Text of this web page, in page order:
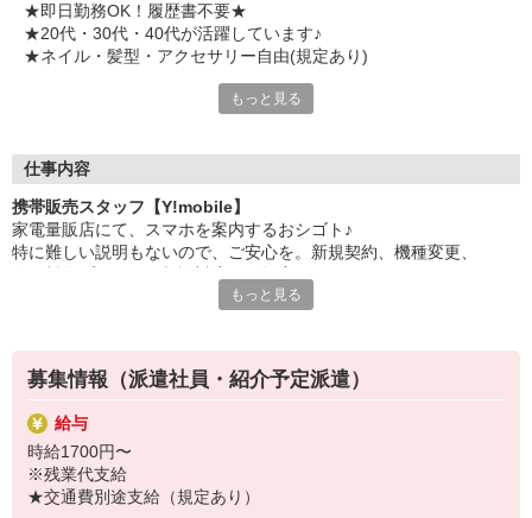
★即日勤務OK！履歴書不要★
★20代・30代・40代が活躍しています♪
★ネイル・髪型・アクセサリー自由(規定あり)
でも心配ご無用！
お互いに教え合ったり、フォローしあったりする
和気あいあいとした人間関係がある店舗ばかり！
皆で一緒にステップアップしましょう♪
【選べるお仕事いろいろ】
▼オフィスワーク
事務、経理、データ入力、コールセンター、受付
▼工場・製造・軽作業系
機械/食品製造・梱包・仕分け・加工・組立・検査
▼美容系
眉毛サロンのアイブロウ・ネイリスト・エステ
▼営業・販売
法人営業・アパレル販売・個別指導塾・人材紹介
もっと見る
仕事内容
携帯販売スタッフ【Y!mobile】
家電量販店にて、スマホを案内するおシゴト♪
特に難しい説明もないので、ご安心を。新規契約、機種変更、
満足度◎
■携帯やインターネット販売業務
docomo(ドコモ)/au(エーユー)・KDDI/softbank(ソフトバンク)など
の大手キャリアから
ワイモバイル(Y!mobille)、楽天モバイル、UQなど格安スマホまで幅
広く紹介可能♪
もっと見る
募集情報（派遣社員・紹介予定派遣）
給与
時給1700円〜
※残業代支給
★交通費別途支給（規定あり）